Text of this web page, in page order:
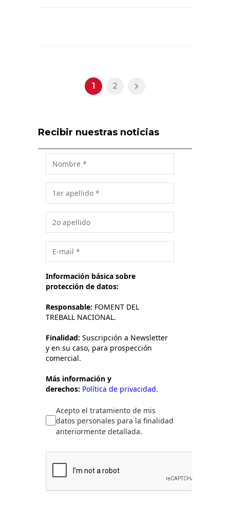
1 2
Recibir nuestras noticias
Información básica sobre
protección de datos:
Responsable: FOMENT DEL
TREBALL NACIONAL.
Finalidad: Suscripción a Newsletter
y en su caso, para prospección
comercial.
Más información y
derechos: Política de privacidad.
Acepto el tratamiento de mis
datos personales para la finalidad
anteriormente detallada.